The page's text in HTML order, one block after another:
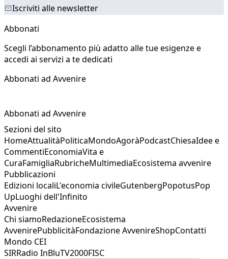
Iscriviti alle newsletter
Abbonati
Scegli l’abbonamento più adatto alle tue esigenze e
accedi ai servizi a te dedicati
Abbonati ad Avvenire
Abbonati ad Avvenire
Sezioni del sito
HomeAttualitàPoliticaMondoAgoràPodcastChiesaIdee e
CommentiEconomiaVita e
CuraFamigliaRubricheMultimediaEcosistema avvenire
Pubblicazioni
Edizioni localiL'economia civileGutenbergPopotusPop
UpLuoghi dell'Infinito
Avvenire
Chi siamoRedazioneEcosistema
AvvenirePubblicitàFondazione AvvenireShopContatti
Mondo CEI
SIRRadio InBluTV2000FISC